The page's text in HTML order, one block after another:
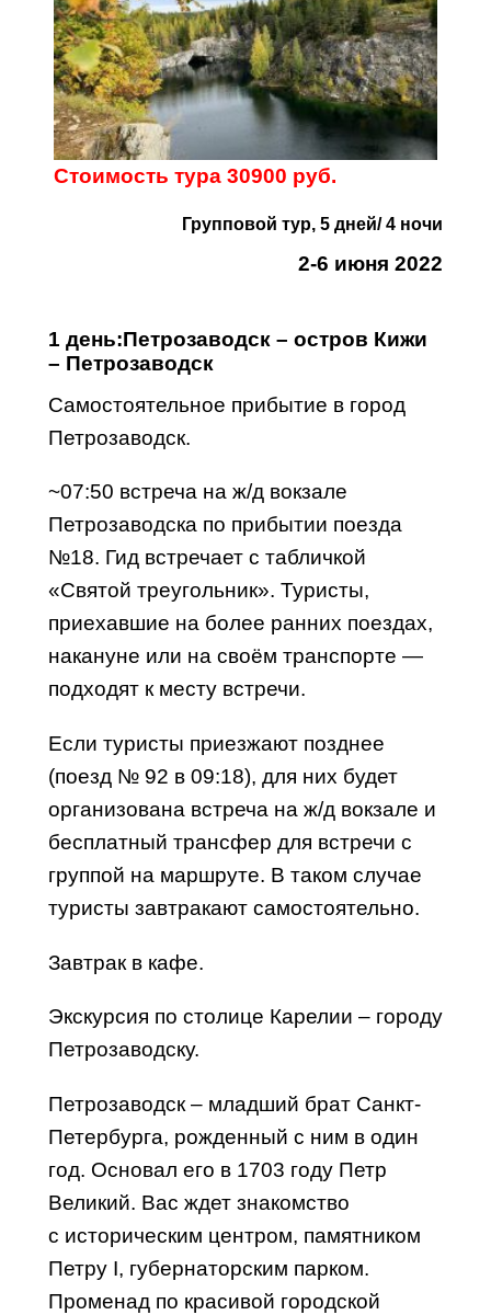
Стоимость тура 30900 руб.
Групповой тур, 5 дней/ 4 ночи
2-6 июня 2022
1 день:Петрозаводск – остров Кижи
– Петрозаводск
Самостоятельное прибытие в город
Петрозаводск.
~07:50 встреча на ж/д вокзале
Петрозаводска по прибытии поезда
№18. Гид встречает с табличкой
«Святой треугольник». Туристы,
приехавшие на более ранних поездах,
накануне или на своём транспорте —
подходят к месту встречи.
Если туристы приезжают позднее
(поезд № 92 в 09:18), для них будет
организована встреча на ж/д вокзале и
бесплатный трансфер для встречи с
группой на маршруте. В таком случае
туристы завтракают самостоятельно.
Завтрак в кафе.
Экскурсия по столице Карелии – городу
Петрозаводску.
Петрозаводск – младший брат Санкт-
Петербурга, рожденный с ним в один
год. Основал его в 1703 году Петр
Великий. Вас ждет знакомство
с историческим центром, памятником
Петру I, губернаторским парком.
Променад по красивой городской